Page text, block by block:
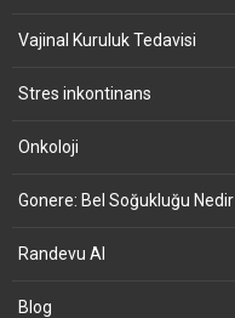
Vajinal Kuruluk Tedavisi
Stres inkontinans
Onkoloji
Gonere: Bel Soğukluğu Nedir
Randevu Al
Blog